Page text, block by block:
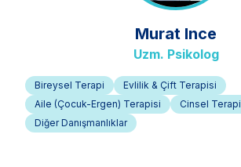
Murat Ince
Uzm. Psikolog
Bireysel Terapi
Evlilik & Çift Terapisi
Aile (Çocuk-Ergen) Terapisi
Cinsel Terapi
Diğer Danışmanlıklar